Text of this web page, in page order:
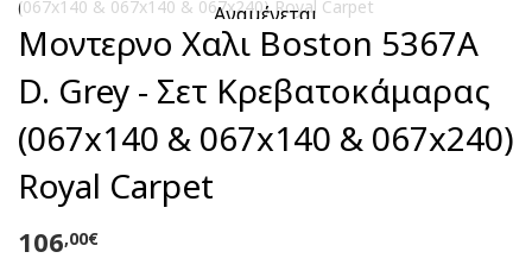
Αναμένεται
Μοντερνο Χαλι Boston 5367A
D. Grey - Σετ Κρεβατοκάμαρας
(067x140 & 067x140 & 067x240)
Royal Carpet
106,00€